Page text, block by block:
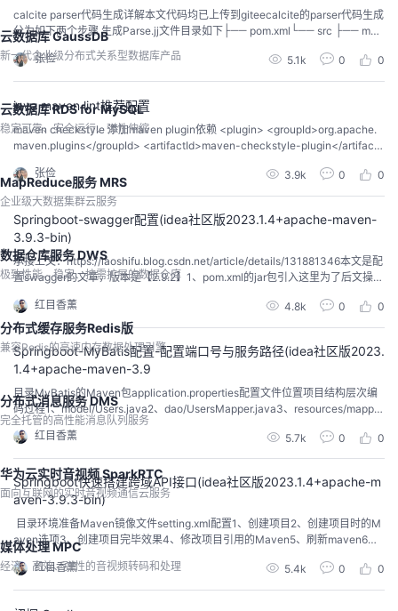
云数据库 GaussDB
新一代企业级分布式关系型数据库产品
云数据库 RDS for MySQL
稳定可靠、安全运行、弹性伸缩
MapReduce服务 MRS
企业级大数据集群云服务
数据仓库服务 DWS
极致性能、稳定、按需扩展的数据仓库
分布式缓存服务Redis版
兼容Redis的高速内存数据处理引擎
分布式消息服务 DMS
完全托管的高性能消息队列服务
华为云实时音视频 SparkRTC
面向互联网的实时音视频通信云服务
媒体处理 MPC
经济、高效、弹性的音视频转码和处理
calcite parser代码生成详解本文代码均已上传到giteecalcite的parser代码生成
分为如下两个步骤 生成Parse.jj文件目录如下├── pom.xml└── src ├── mai
张俭
5.1k 0 0
java maven lint推荐配置
maven checkstyle 添加maven plugin依赖 <plugin> <groupId>org.apache.
maven.plugins</groupId> <artifactId>maven-checkstyle-plugin</artifactI
张俭
3.9k 0 0
Springboot-swagger配置(idea社区版2023.1.4+apache-maven-
3.9.3-bin)
​承接上文：https://laoshifu.blog.csdn.net/article/details/131881346本文是配
置swagger的文章，版本是【2.9.2】1、pom.xml的jar包引入这里为了后文操作
红目香薰 4.8k 0 0
Springboot-MyBatis配置-配置端口号与服务路径(idea社区版2023.
1.4+apache-maven-3.9
​目录MyBatis的Maven包application.properties配置文件位置项目结构层次编
码过程1、model/Users.java2、dao/UsersMapper.java3、resources/mappe
r/UsersMapper.xml4、service/UsersService.java5、serviceimpl/UsersServ
iceImpl.java6、cont...
红目香薰 5.7k 0 0
Springboot快速搭建跨域API接口(idea社区版2023.1.4+apache-m
aven-3.9.3-bin)
​ 目录环境准备Maven镜像文件setting.xml配置1、创建项目2、创建项目时的M
aven选项3、创建项目完毕效果4、修改项目引用的Maven5、刷新maven6、
添加springboot的pom配置引入2.3.4的spring-boot引入dependencies配置
7、再次刷新maven8、在main上点击鼠标右键【new】->【Directory】9、添
加java包10、编写启...
红目香薰 5.4k 0 0